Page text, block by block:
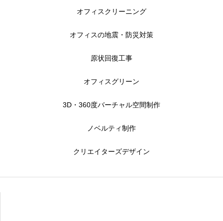
オフィスクリーニング
オフィスの地震・防災対策
原状回復工事
オフィスグリーン
3D・360度バーチャル空間制作
ノベルティ制作
クリエイターズデザイン